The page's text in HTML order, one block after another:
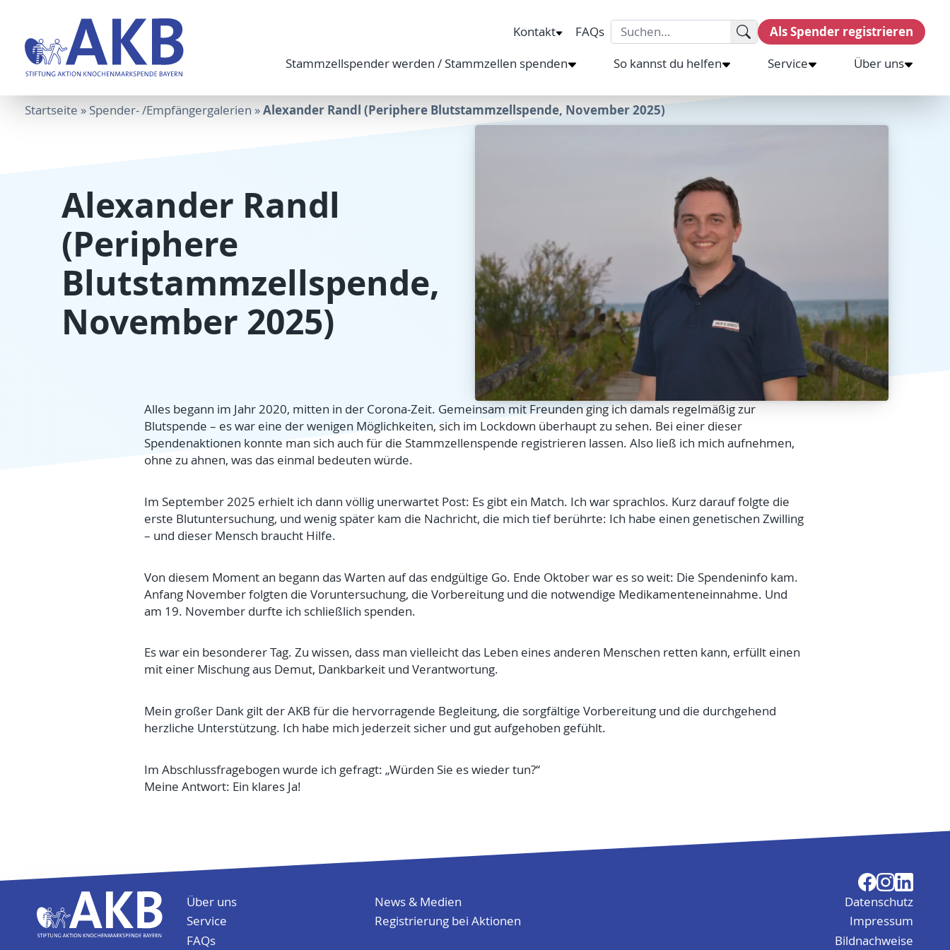
Kontakt FAQs Search for: Als Spender registrieren
Stammzellspender werden / Stammzellen spenden So kannst du helfen Service Über uns
Startseite » Spender- /Empfängergalerien »Alexander Randl (Periphere Blutstammzellspende, November 2025)
Alexander Randl
(Periphere
Blutstammzellspende,
November 2025)
Alles begann im Jahr 2020, mitten in der Corona-Zeit. Gemeinsam mit Freunden ging ich damals regelmäßig zur
Blutspende – es war eine der wenigen Möglichkeiten, sich im Lockdown überhaupt zu sehen. Bei einer dieser
Spendenaktionen konnte man sich auch für die Stammzellenspende registrieren lassen. Also ließ ich mich aufnehmen,
ohne zu ahnen, was das einmal bedeuten würde.
Im September 2025 erhielt ich dann völlig unerwartet Post: Es gibt ein Match. Ich war sprachlos. Kurz darauf folgte die
erste Blutuntersuchung, und wenig später kam die Nachricht, die mich tief berührte: Ich habe einen genetischen Zwilling
– und dieser Mensch braucht Hilfe.
Von diesem Moment an begann das Warten auf das endgültige Go. Ende Oktober war es so weit: Die Spendeninfo kam.
Anfang November folgten die Voruntersuchung, die Vorbereitung und die notwendige Medikamenteneinnahme. Und
am 19. November durfte ich schließlich spenden.
Es war ein besonderer Tag. Zu wissen, dass man vielleicht das Leben eines anderen Menschen retten kann, erfüllt einen
mit einer Mischung aus Demut, Dankbarkeit und Verantwortung.
Mein großer Dank gilt der AKB für die hervorragende Begleitung, die sorgfältige Vorbereitung und die durchgehend
herzliche Unterstützung. Ich habe mich jederzeit sicher und gut aufgehoben gefühlt.
Im Abschlussfragebogen wurde ich gefragt: „Würden Sie es wieder tun?“
Meine Antwort: Ein klares Ja!
Über uns
Service
FAQs
News & Medien
Registrierung bei Aktionen
Datenschutz
Impressum
Bildnachweise